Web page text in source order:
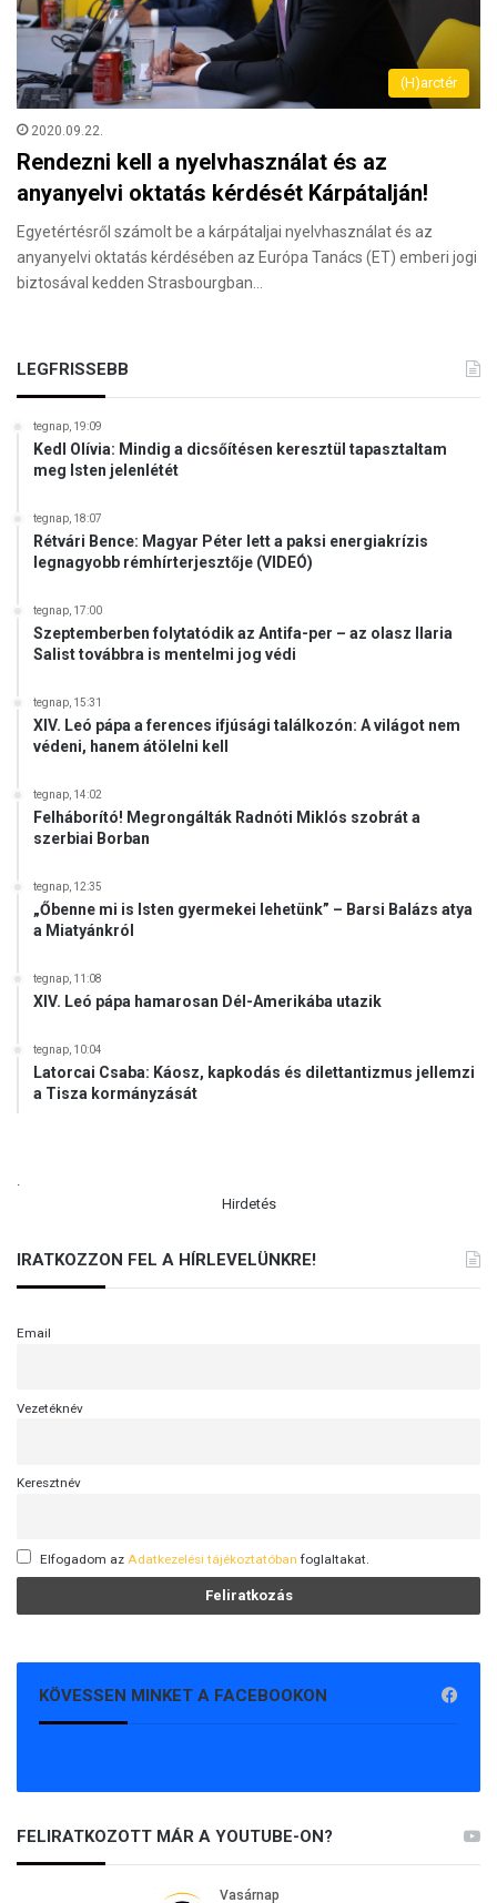
(H)arctér
2020.09.22.
Rendezni kell a nyelvhasználat és az
anyanyelvi oktatás kérdését Kárpátalján!
Egyetértésről számolt be a kárpátaljai nyelvhasználat és az
anyanyelvi oktatás kérdésében az Európa Tanács (ET) emberi jogi
biztosával kedden Strasbourgban…
LEGFRISSEBB
tegnap, 19:09
Kedl Olívia: Mindig a dicsőítésen keresztül tapasztaltam
meg Isten jelenlétét
tegnap, 18:07
Rétvári Bence: Magyar Péter lett a paksi energiakrízis
legnagyobb rémhírterjesztője (VIDEÓ)
tegnap, 17:00
Szeptemberben folytatódik az Antifa-per – az olasz Ilaria
Salist továbbra is mentelmi jog védi
tegnap, 15:31
XIV. Leó pápa a ferences ifjúsági találkozón: A világot nem
védeni, hanem átölelni kell
tegnap, 14:02
Felháborító! Megrongálták Radnóti Miklós szobrát a
szerbiai Borban
tegnap, 12:35
„Őbenne mi is Isten gyermekei lehetünk” – Barsi Balázs atya
a Miatyánkról
tegnap, 11:08
XIV. Leó pápa hamarosan Dél-Amerikába utazik
tegnap, 10:04
Latorcai Csaba: Káosz, kapkodás és dilettantizmus jellemzi
a Tisza kormányzását
.
Hirdetés
IRATKOZZON FEL A HÍRLEVELÜNKRE!
Email
Vezetéknév
Keresztnév
Elfogadom az Adatkezelési tájékoztatóban foglaltakat.
KÖVESSEN MINKET A FACEBOOKON
FELIRATKOZOTT MÁR A YOUTUBE-ON?